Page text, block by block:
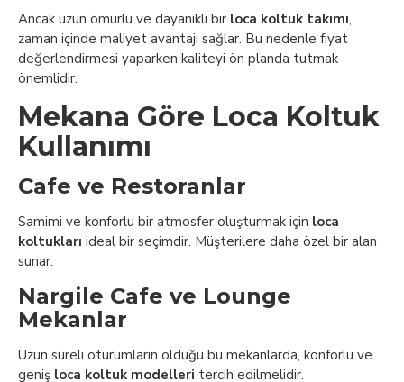
Ancak uzun ömürlü ve dayanıklı bir loca koltuk takımı,
zaman içinde maliyet avantajı sağlar. Bu nedenle fiyat
değerlendirmesi yaparken kaliteyi ön planda tutmak
önemlidir.
Mekana Göre Loca Koltuk
Kullanımı
Cafe ve Restoranlar
Samimi ve konforlu bir atmosfer oluşturmak için loca
koltukları ideal bir seçimdir. Müşterilere daha özel bir alan
sunar.
Nargile Cafe ve Lounge
Mekanlar
Uzun süreli oturumların olduğu bu mekanlarda, konforlu ve
geniş loca koltuk modelleri tercih edilmelidir.